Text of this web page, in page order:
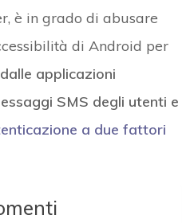
è in grado di abusare
di Android per
applicazioni
SMS degli utenti e
a due fattori